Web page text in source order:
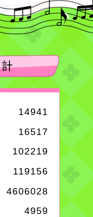
14941
16517
102219
119156
4606028
4959